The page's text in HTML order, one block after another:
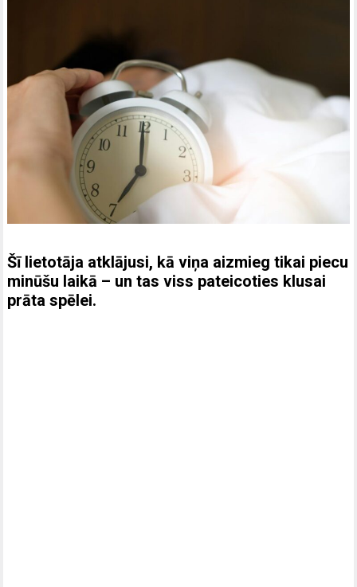
Šī lietotāja atklājusi, kā viņa aizmieg tikai piecu
minūšu laikā – un tas viss pateicoties klusai
prāta spēlei.